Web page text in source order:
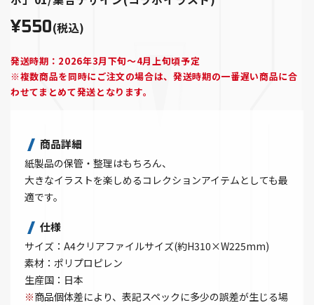
¥550(税込)
発送時期：2026年3月下旬～4月上旬頃予定
※複数商品を同時にご注文の場合は、発送時期の一番遅い商品に合
わせてまとめて発送となります。
商品詳細
紙製品の保管・整理はもちろん、
大きなイラストを楽しめるコレクションアイテムとしても最
適です。
仕様
サイズ：A4クリアファイルサイズ(約H310×W225mm)
素材：ポリプロピレン
生産国：日本
※商品個体差により、表記スペックに多少の誤差が生じる場